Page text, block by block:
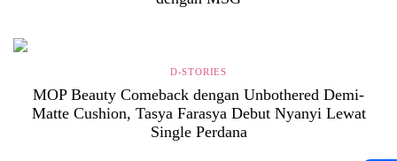
D-STORIES
MOP Beauty Comeback dengan Unbothered Demi-
Matte Cushion, Tasya Farasya Debut Nyanyi Lewat
Single Perdana